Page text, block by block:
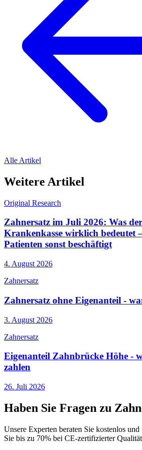
Alle Artikel
Weitere Artikel
Original Research
Zahnersatz im Juli 2026: Was
Krankenkasse wirklich bedeutet
Patienten sonst beschäftigt
4. August 2026
Zahnersatz
Zahnersatz ohne Eigenanteil -
3. August 2026
Zahnersatz
Eigenanteil Zahnbrücke Höhe -
zahlen
26. Juli 2026
Haben Sie Fragen zu
Unsere Experten beraten Sie kostenlos
Sie bis zu 70% bei CE-zertifizierter